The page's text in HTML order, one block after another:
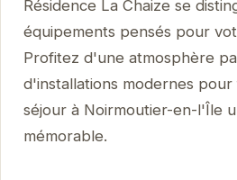
Résidence La Chaize se
équipements pensés pour
Profitez d'une atmosphère
d'installations modernes
séjour à Noirmoutier-en-l'Île
mémorable.